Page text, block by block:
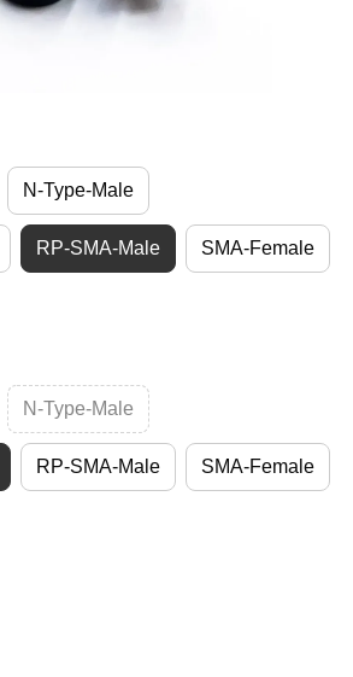
N-Type-Male
RP-SMA-Male SMA-Female
N-Type-Male
RP-SMA-Male SMA-Female